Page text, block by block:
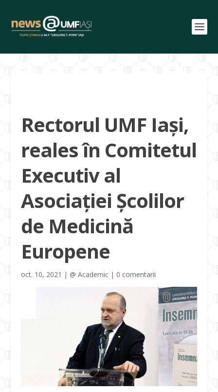
Rectorul UMF Iași,
reales în Comitetul
Executiv al
Asociaţiei Şcolilor
de Medicină
Europene
oct. 10, 2021 | @ Academic| 0 comentarii